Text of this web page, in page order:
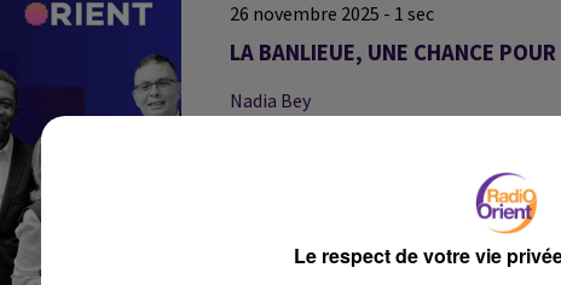
26 novembre 2025 - 1 sec
LA BANLIEUE, UNE CHANCE POUR
Nadia Bey
Dans cet épisode consacré à la place
française, Aziz Senni, président et
économique des Banlieues, et Patrick
partagent leurs analyses sur les
Le respect de votre vie